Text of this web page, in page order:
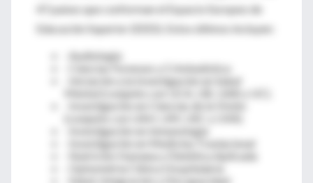
47 países que conforman el Espacio Europeo de
Educación Superior (EEES). Estos últimos incluyen:
· Audiología
· Ciencias Forenses y Criminalística
· Iniciación a la Investigación en Salud
· Investigación en Medicina Traslacional